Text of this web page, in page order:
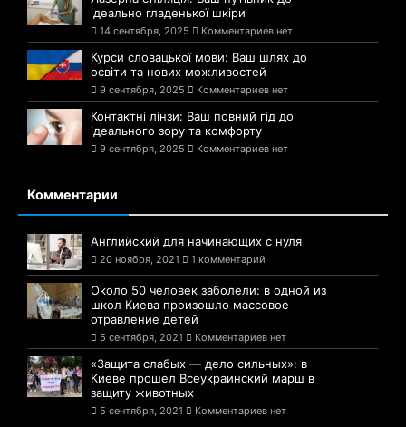
ідеально гладенької шкіри
14 сентября, 2025 Комментариев нет
Курси словацької мови: Ваш шлях до
освіти та нових можливостей
9 сентября, 2025 Комментариев нет
Контактні лінзи: Ваш повний гід до
ідеального зору та комфорту
9 сентября, 2025 Комментариев нет
Комментарии
Английский для начинающих с нуля
20 ноября, 2021 1 комментарий
Около 50 человек заболели: в одной из
школ Киева произошло массовое
отравление детей
5 сентября, 2021 Комментариев нет
«Защита слабых — дело сильных»: в
Киеве прошел Всеукраинский марш в
защиту животных
5 сентября, 2021 Комментариев нет